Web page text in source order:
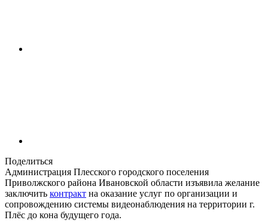
Поделиться
Администрация Плесского городского поселения
Приволжского района Ивановской области изъявила желание
заключить контракт на оказание услуг по организации и
сопровождению системы видеонаблюдения на территории г.
Плёс до кона будущего года.